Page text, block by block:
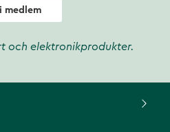
medlem
och elektronikprodukter.